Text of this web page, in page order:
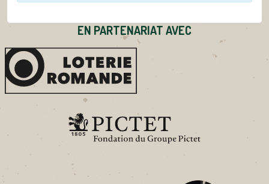
EN PARTENARIAT AVEC